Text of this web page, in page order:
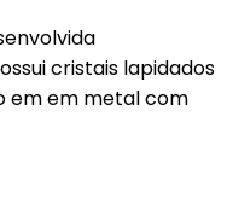
cristais lapidados
em em metal com